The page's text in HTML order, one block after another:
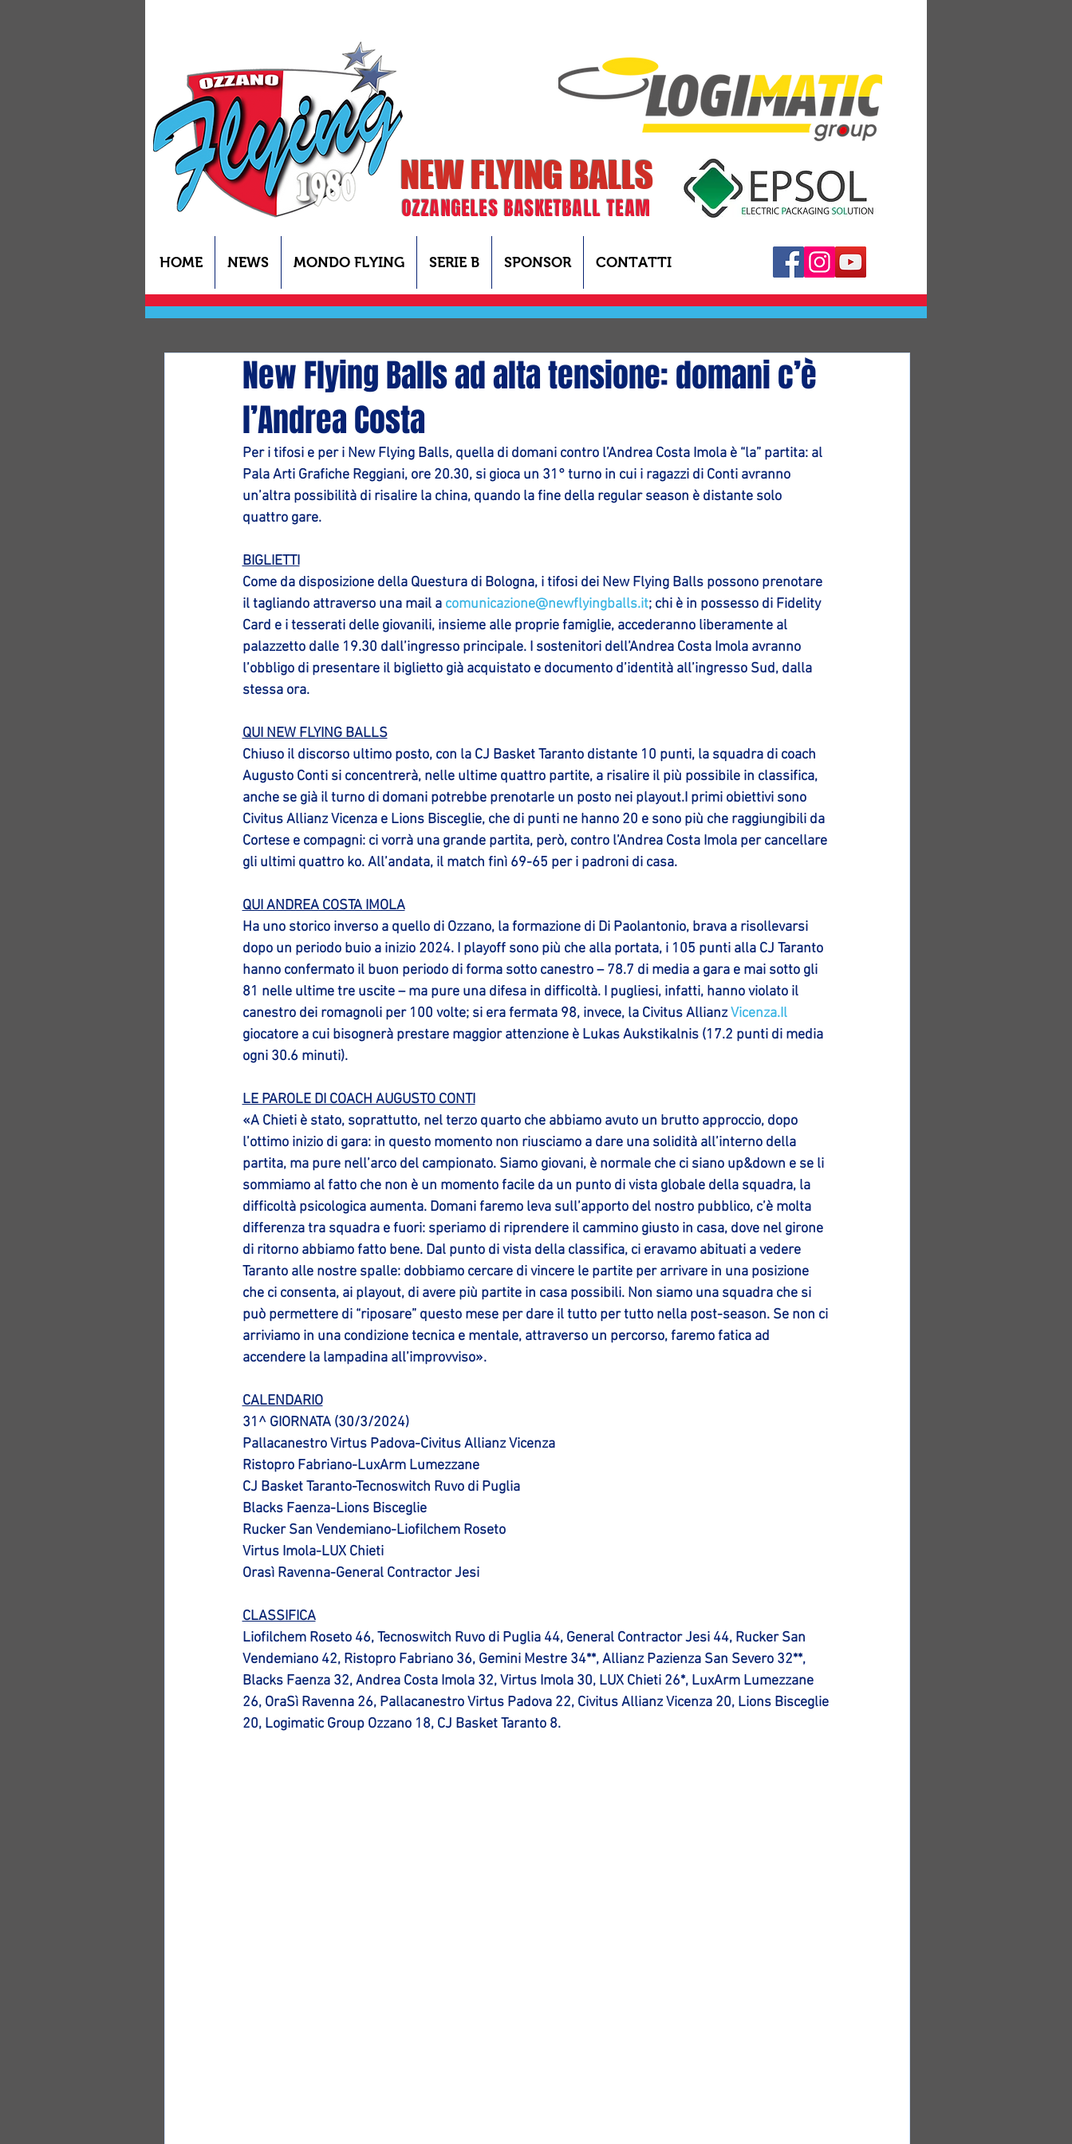
NEW FLYING BALLS
OZZANGELES BASKETBALL TEAM
HOME NEWS MONDO FLYING SERIE B SPONSOR CONTATTI
New Flying Balls ad alta tensione: domani c’è
l’Andrea Costa
Per i tifosi e per i New Flying Balls, quella di domani contro l’Andrea Costa Imola è “la” partita: al
Pala Arti Grafiche Reggiani, ore 20.30, si gioca un 31° turno in cui i ragazzi di Conti avranno
un’altra possibilità di risalire la china, quando la fine della regular season è distante solo
quattro gare.
BIGLIETTI
Come da disposizione della Questura di Bologna, i tifosi dei New Flying Balls possono prenotare
il tagliando attraverso una mail a comunicazione@newflyingballs.it; chi è in possesso di Fidelity
Card e i tesserati delle giovanili, insieme alle proprie famiglie, accederanno liberamente al
palazzetto dalle 19.30 dall’ingresso principale. I sostenitori dell’Andrea Costa Imola avranno
l’obbligo di presentare il biglietto già acquistato e documento d’identità all’ingresso Sud, dalla
stessa ora.
QUI NEW FLYING BALLS
Chiuso il discorso ultimo posto, con la CJ Basket Taranto distante 10 punti, la squadra di coach
Augusto Conti si concentrerà, nelle ultime quattro partite, a risalire il più possibile in classifica,
anche se già il turno di domani potrebbe prenotarle un posto nei playout.I primi obiettivi sono
Civitus Allianz Vicenza e Lions Bisceglie, che di punti ne hanno 20 e sono più che raggiungibili da
Cortese e compagni: ci vorrà una grande partita, però, contro l’Andrea Costa Imola per cancellare
gli ultimi quattro ko. All’andata, il match finì 69-65 per i padroni di casa.
QUI ANDREA COSTA IMOLA
Ha uno storico inverso a quello di Ozzano, la formazione di Di Paolantonio, brava a risollevarsi
dopo un periodo buio a inizio 2024. I playoff sono più che alla portata, i 105 punti alla CJ Taranto
hanno confermato il buon periodo di forma sotto canestro – 78.7 di media a gara e mai sotto gli
81 nelle ultime tre uscite – ma pure una difesa in difficoltà. I pugliesi, infatti, hanno violato il
canestro dei romagnoli per 100 volte; si era fermata 98, invece, la Civitus Allianz Vicenza.Il
giocatore a cui bisognerà prestare maggior attenzione è Lukas Aukstikalnis (17.2 punti di media
ogni 30.6 minuti).
LE PAROLE DI COACH AUGUSTO CONTI
«A Chieti è stato, soprattutto, nel terzo quarto che abbiamo avuto un brutto approccio, dopo
l’ottimo inizio di gara: in questo momento non riusciamo a dare una solidità all’interno della
partita, ma pure nell’arco del campionato. Siamo giovani, è normale che ci siano up&down e se li
sommiamo al fatto che non è un momento facile da un punto di vista globale della squadra, la
difficoltà psicologica aumenta. Domani faremo leva sull’apporto del nostro pubblico, c’è molta
differenza tra squadra e fuori: speriamo di riprendere il cammino giusto in casa, dove nel girone
di ritorno abbiamo fatto bene. Dal punto di vista della classifica, ci eravamo abituati a vedere
Taranto alle nostre spalle: dobbiamo cercare di vincere le partite per arrivare in una posizione
che ci consenta, ai playout, di avere più partite in casa possibili. Non siamo una squadra che si
può permettere di “riposare” questo mese per dare il tutto per tutto nella post-season. Se non ci
arriviamo in una condizione tecnica e mentale, attraverso un percorso, faremo fatica ad
accendere la lampadina all’improvviso».
CALENDARIO
31^ GIORNATA (30/3/2024)
Pallacanestro Virtus Padova-Civitus Allianz Vicenza
Ristopro Fabriano-LuxArm Lumezzane
CJ Basket Taranto-Tecnoswitch Ruvo di Puglia
Blacks Faenza-Lions Bisceglie
Rucker San Vendemiano-Liofilchem Roseto
Virtus Imola-LUX Chieti
Orasì Ravenna-General Contractor Jesi
CLASSIFICA
Liofilchem Roseto 46, Tecnoswitch Ruvo di Puglia 44, General Contractor Jesi 44, Rucker San
Vendemiano 42, Ristopro Fabriano 36, Gemini Mestre 34**, Allianz Pazienza San Severo 32**,
Blacks Faenza 32, Andrea Costa Imola 32, Virtus Imola 30, LUX Chieti 26*, LuxArm Lumezzane
26, OraSì Ravenna 26, Pallacanestro Virtus Padova 22, Civitus Allianz Vicenza 20, Lions Bisceglie
20, Logimatic Group Ozzano 18, CJ Basket Taranto 8.